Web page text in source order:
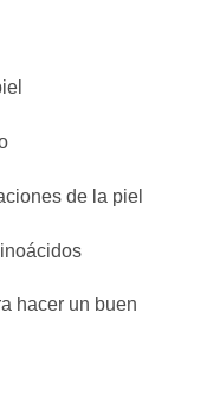
de la piel
hacer un buen